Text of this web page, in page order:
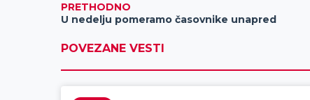
PRETHODNO
U nedelju pomeramo časovnike unapred
POVEZANE VESTI